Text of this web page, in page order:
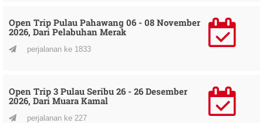
Open Trip Pulau Pahawang 06 - 08 November
2026, Dari Pelabuhan Merak
perjalanan ke 1833
Open Trip 3 Pulau Seribu 26 - 26 Desember
2026, Dari Muara Kamal
perjalanan ke 227